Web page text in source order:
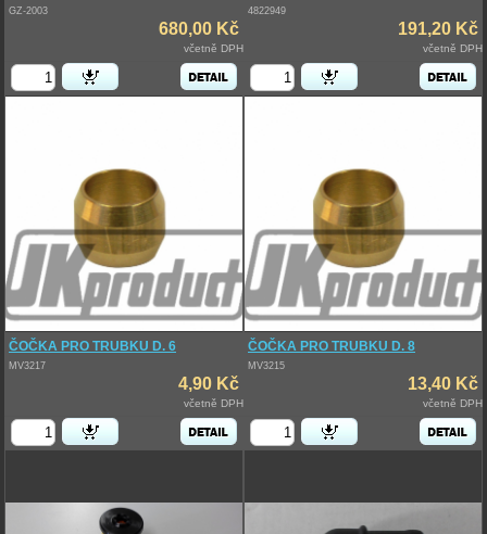
GZ-2003
680,00 Kč
včetně DPH
4822949
191,20 Kč
včetně DPH
ČOČKA PRO TRUBKU D. 6
MV3217
4,90 Kč
včetně DPH
ČOČKA PRO TRUBKU D. 8
MV3215
13,40 Kč
včetně DPH